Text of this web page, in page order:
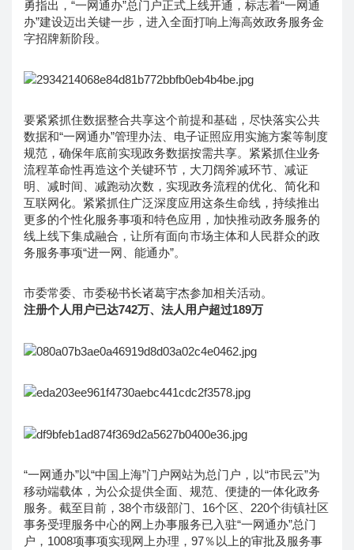
勇指出，“一网通办”总门户正式上线开通，标志着“一网通
办”建设迈出关键一步，进入全面打响上海高效政务服务金
字招牌新阶段。
要紧紧抓住数据整合共享这个前提和基础，尽快落实公共
数据和“一网通办”管理办法、电子证照应用实施方案等制度
规范，确保年底前实现政务数据按需共享。紧紧抓住业务
流程革命性再造这个关键环节，大刀阔斧减环节、减证
明、减时间、减跑动次数，实现政务流程的优化、简化和
互联网化。紧紧抓住广泛深度应用这条生命线，持续推出
更多的个性化服务事项和特色应用，加快推动政务服务的
线上线下集成融合，让所有面向市场主体和人民群众的政
务服务事项“进一网、能通办”。
市委常委、市委秘书长诸葛宇杰参加相关活动。
注册个人用户已达742万、法人用户超过189万
“一网通办”以“中国上海”门户网站为总门户，以“市民云”为
移动端载体，为公众提供全面、规范、便捷的一体化政务
服务。截至目前，38个市级部门、16个区、220个街镇社区
事务受理服务中心的网上办事服务已入驻“一网通办”总门
户，1008项事项实现网上办理，97％以上的审批及服务事